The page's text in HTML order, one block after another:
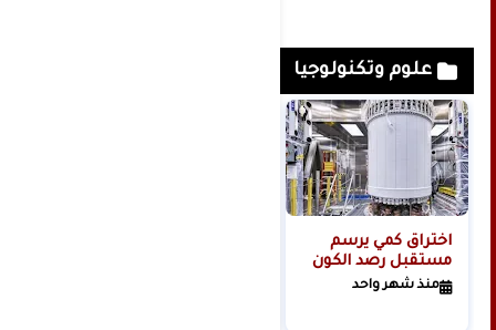
علوم وتكنولوجيا
اختراق كمي يرسم
مستقبل رصد الكون
منذ شهر واحد